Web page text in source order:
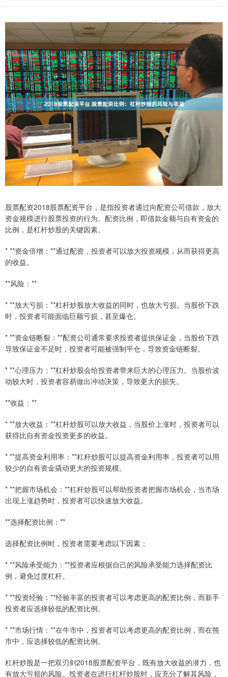
股票配资2018股票配资平台，是指投资者通过向配资公司借款，放大
资金规模进行股票投资的行为。配资比例，即借款金额与自有资金的
比例，是杠杆炒股的关键因素。
* **资金倍增：**通过配资，投资者可以放大投资规模，从而获得更高
的收益。
**风险：**
* **放大亏损：**杠杆炒股放大收益的同时，也放大亏损。当股价下跌
时，投资者可能面临巨额亏损，甚至爆仓。
* **资金链断裂：**配资公司通常要求投资者提供保证金，当股价下跌
导致保证金不足时，投资者可能被强制平仓，导致资金链断裂。
* **心理压力：**杠杆炒股会给投资者带来巨大的心理压力。当股价波
动较大时，投资者容易做出冲动决策，导致更大的损失。
**收益：**
* **放大收益：**杠杆炒股可以放大收益，当股价上涨时，投资者可以
获得比自有资金投资更多的收益。
* **提高资金利用率：**杠杆炒股可以提高资金利用率，投资者可以用
较少的自有资金撬动更大的投资规模。
* **把握市场机会：**杠杆炒股可以帮助投资者把握市场机会，当市场
出现上涨趋势时，投资者可以快速放大收益。
**选择配资比例：**
选择配资比例时，投资者需要考虑以下因素：
* **风险承受能力：**投资者应根据自己的风险承受能力选择配资比
例，避免过度杠杆。
* **投资经验：**经验丰富的投资者可以考虑更高的配资比例，而新手
投资者应选择较低的配资比例。
* **市场行情：**在牛市中，投资者可以考虑更高的配资比例，而在熊
市中，应选择较低的配资比例。
杠杆炒股是一把双刃剑2018股票配资平台，既有放大收益的潜力，也
有放大亏损的风险。投资者在进行杠杆炒股时，应充分了解其风险，